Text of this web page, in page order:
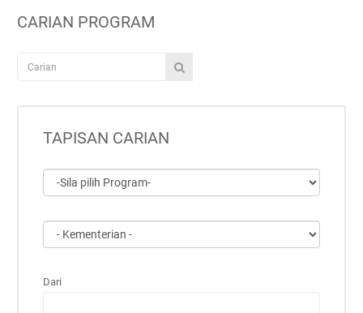
CARIAN PROGRAM
TAPISAN CARIAN
Dari